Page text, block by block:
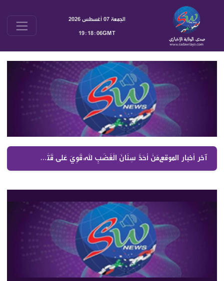
الجمعة 07 أغسطس 2026
19:18:07GMT
آخر أخبار الموقع : مَنْ أَحَدَّ سِنَانَ الْغَضَبِ لِلَّهِ قَوِيَ عَلَى قَتْلِ أَشِدَّاءِ الْبَاطِلِ